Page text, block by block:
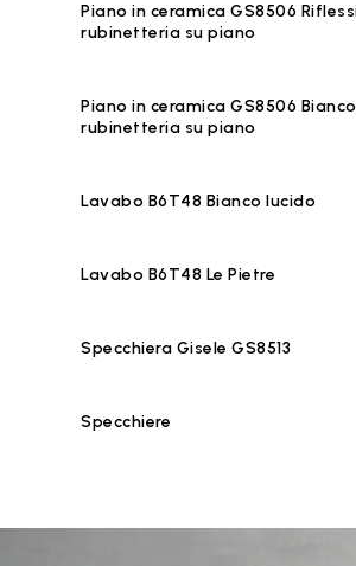
Piano in ceramica GS8506
rubinetteria su piano
Piano in ceramica GS8506
rubinetteria su piano
Lavabo B6T48 Bianco lucido
Lavabo B6T48 Le Pietre
Specchiera Gisele GS8513
Specchiere